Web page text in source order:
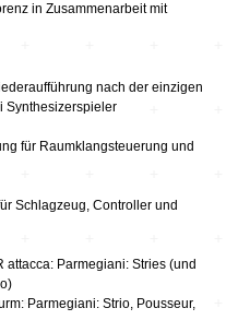
in Zusammenarbeit mit
nach der einzigen
Synthesizerspieler
für Raumklangsteuerung und
Schlagzeug, Controller und
attacca: Parmegiani: Stries (und
Parmegiani: Strio, Pousseur,